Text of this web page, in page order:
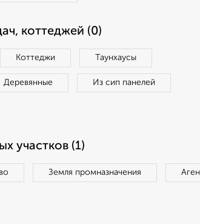
коттеджей (0)
Коттеджи Таунхаусы
Деревянные Из сип панелей
участков (1)
Земля промназначения